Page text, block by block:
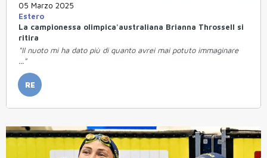
05 Marzo 2025
Estero
La campionessa olimpica'australiana Brianna Throssell si
ritira
"Il nuoto mi ha dato più di quanto avrei mai potuto immaginare
..."
RE